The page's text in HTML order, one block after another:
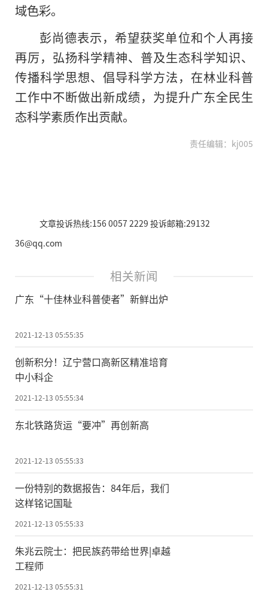
域色彩。
彭尚德表示，希望获奖单位和个人再接
再厉，弘扬科学精神、普及生态科学知识、
传播科学思想、倡导科学方法，在林业科普
工作中不断做出新成绩，为提升广东全民生
态科学素质作出贡献。
责任编辑：kj005
文章投诉热线:156 0057 2229 投诉邮箱:29132
36@qq.com
相关新闻
广东“十佳林业科普使者”新鲜出炉
2021-12-13 05:55:35
创新积分！辽宁营口高新区精准培育
中小科企
2021-12-13 05:55:34
东北铁路货运“要冲”再创新高
2021-12-13 05:55:33
一份特别的数据报告：84年后，我们
这样铭记国耻
2021-12-13 05:55:33
朱兆云院士：把民族药带给世界|卓越
工程师
2021-12-13 05:55:31